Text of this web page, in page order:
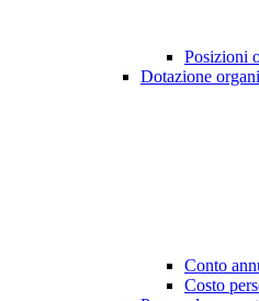
Posizioni
Dotazione
Conto
Costo